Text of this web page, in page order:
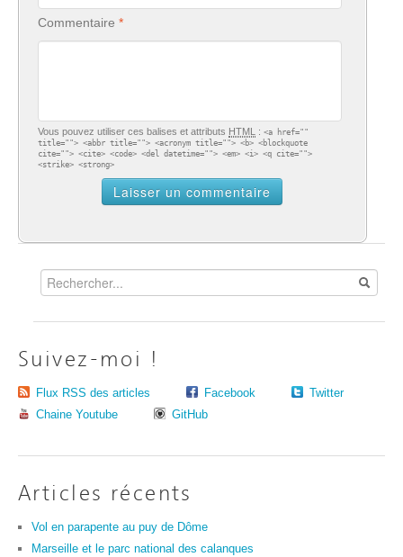
Commentaire
Vous pouvez utiliser ces balises et attributs HTML : <a href=""
title=""> <abbr title=""> <acronym title=""> <b> <blockquote
cite=""> <cite> <code> <del datetime=""> <em> <i> <q cite="">
<strike> <strong>
Suivez-moi !
Flux RSS des articles Facebook
Twitter
Chaine Youtube
GitHub
Articles récents
Vol en parapente au puy de Dôme
Marseille et le parc national des calanques